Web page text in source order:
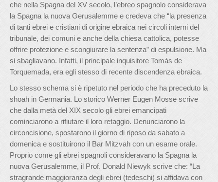
che nella Spagna del XV secolo, l’ebreo spagnolo considerava
la Spagna la nuova Gerusalemme e credeva che “la presenza
di tanti ebrei e cristiani di origine ebraica nei circoli interni del
tribunale, dei comuni e anche della chiesa cattolica, potesse
offrire protezione e scongiurare la sentenza” di espulsione. Ma
si sbagliavano. Infatti, il principale inquisitore Tomás de
Torquemada, era egli stesso di recente discendenza ebraica.
Lo stesso schema si è ripetuto nel periodo che ha preceduto la
shoah in Germania. Lo storico Werner Eugen Mosse scrive
che dalla metà del XIX secolo gli ebrei emancipati
cominciarono a rifiutare il loro retaggio. Denunciarono la
circoncisione, spostarono il giorno di riposo da sabato a
domenica e sostituirono il Bar Mitzvah con un esame orale.
Proprio come gli ebrei spagnoli consideravano la Spagna la
nuova Gerusalemme, il Prof. Donald Niewyk scrive che: “La
stragrande maggioranza degli ebrei (tedeschi) si affidava con